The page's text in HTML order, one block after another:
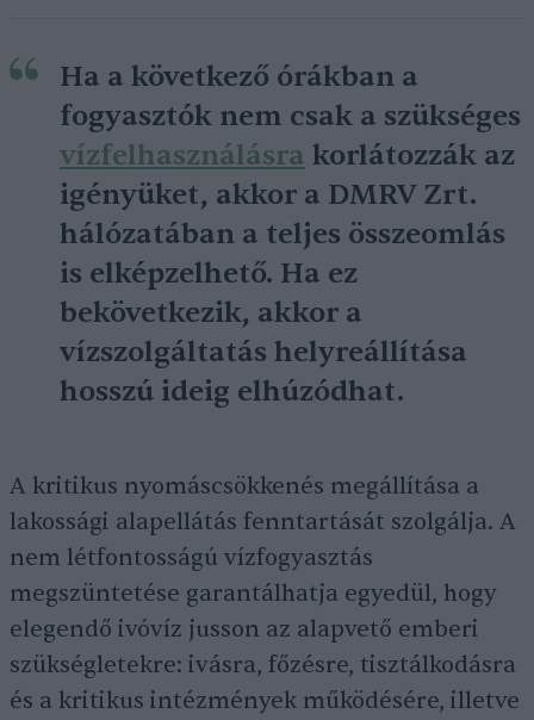
Ha a következő órákban a
fogyasztók nem csak a szükséges
vízfelhasználásra korlátozzák az
igényüket, akkor a DMRV Zrt.
hálózatában a teljes összeomlás
is elképzelhető. Ha ez
bekövetkezik, akkor a
vízszolgáltatás helyreállítása
hosszú ideig elhúzódhat.
A kritikus nyomáscsökkenés megállítása a
lakossági alapellátás fenntartását szolgálja. A
nem létfontosságú vízfogyasztás
megszüntetése garantálhatja egyedül, hogy
elegendő ivóvíz jusson az alapvető emberi
szükségletekre: ivásra, főzésre, tisztálkodásra
és a kritikus intézmények működésére, illetve